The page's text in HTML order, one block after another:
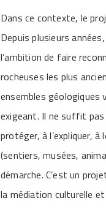
Dans ce contexte, le
Depuis plusieurs
l’ambition de faire
rocheuses les plus
ensembles
exigeant. Il ne suffit pas
protéger, à l’expliquer,
(sentiers, musées,
démarche. C’est un
la médiation culturelle